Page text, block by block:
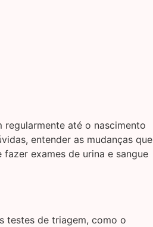
regularmente até o nascimento
entender as mudanças que
exames de urina e sangue
testes de triagem, como o